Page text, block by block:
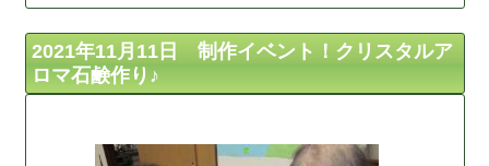
2021年11月11日 制作イベント！クリスタルア
ロマ石鹸作り♪